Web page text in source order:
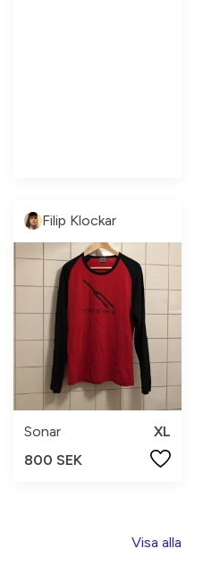
Filip Klockar
Sonar
XL
800 SEK
Visa alla